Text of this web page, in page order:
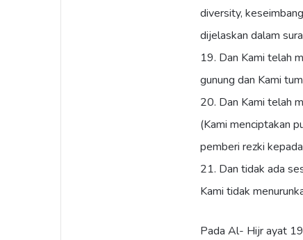
diversity,
dijelaskan dalam
19. Dan Kami telah
gunung dan Kami
20. Dan Kami telah
(Kami menciptakan
pemberi rezki
21. Dan tidak ada
Kami tidak
Pada Al- Hijr ayat